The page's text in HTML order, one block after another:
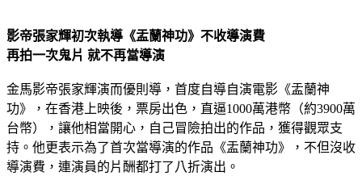
影帝張家輝初次執導《盂蘭神功》不收導演費
再拍一次鬼片 就不再當導演
金馬影帝張家輝演而優則導，首度自導自演電影《盂蘭神
功》，在香港上映後，票房出色，直逼1000萬港幣（約3900萬
台幣），讓他相當開心，自己冒險拍出的作品，獲得觀眾支
持。他更表示為了首次當導演的作品《盂蘭神功》，不但沒收
導演費，連演員的片酬都打了八折演出。